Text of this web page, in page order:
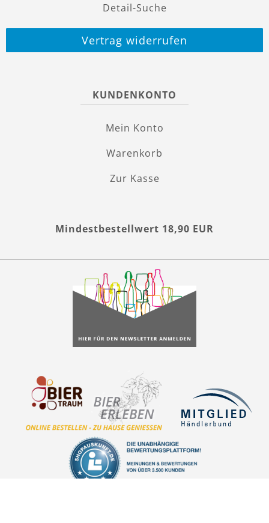
Detail-Suche
Vertrag widerrufen
KUNDENKONTO
Mein Konto
Warenkorb
Zur Kasse
Mindestbestellwert 18,90 EUR